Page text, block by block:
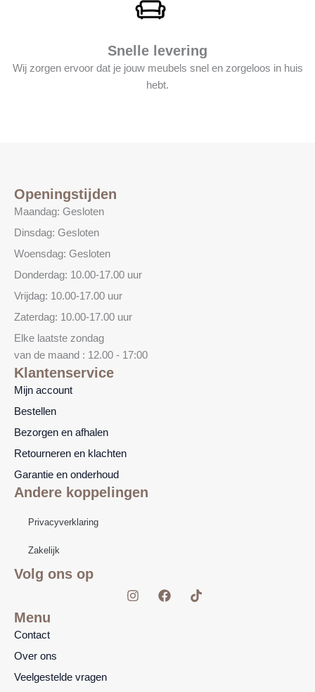
Snelle levering
Wij zorgen ervoor dat je jouw meubels snel en zorgeloos in huis
hebt.
Openingstijden
Maandag: Gesloten
Dinsdag: Gesloten
Woensdag: Gesloten
Donderdag: 10.00-17.00 uur
Vrijdag: 10.00-17.00 uur
Zaterdag: 10.00-17.00 uur
Elke laatste zondag
van de maand : 12.00 - 17:00
Klantenservice
Mijn account
Bestellen
Bezorgen en afhalen
Retourneren en klachten
Garantie en onderhoud
Andere koppelingen
Privacyverklaring
Zakelijk
Volg ons op
I
n
F
a
T
i
Menu
Contact
Over ons
Veelgestelde vragen